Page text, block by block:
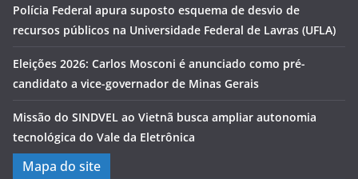
Polícia Federal apura suposto esquema de desvio de
recursos públicos na Universidade Federal de Lavras (UFLA)
Eleições 2026: Carlos Mosconi é anunciado como pré-
candidato a vice-governador de Minas Gerais
Missão do SINDVEL ao Vietnã busca ampliar autonomia
tecnológica do Vale da Eletrônica
Mapa do site